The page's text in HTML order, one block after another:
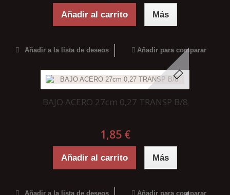
Añadir al carrito Más
Añadir a la lista de deseos Añadir para comparar
BAJO ACERO 27cm 0,27 TRANSP B/8
1,85 €
Añadir al carrito Más
Añadir a la lista de deseos Añadir para comparar